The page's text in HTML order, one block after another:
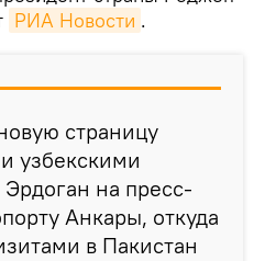
РИА Новости .
страницу
узбекскими
на пресс-
Анкары, откуда
в Пакистан